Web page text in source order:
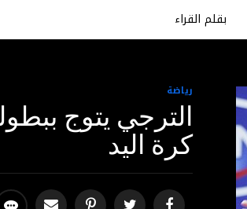
بقلم القراء
رياضة
الترجي يتوج
كرة اليد